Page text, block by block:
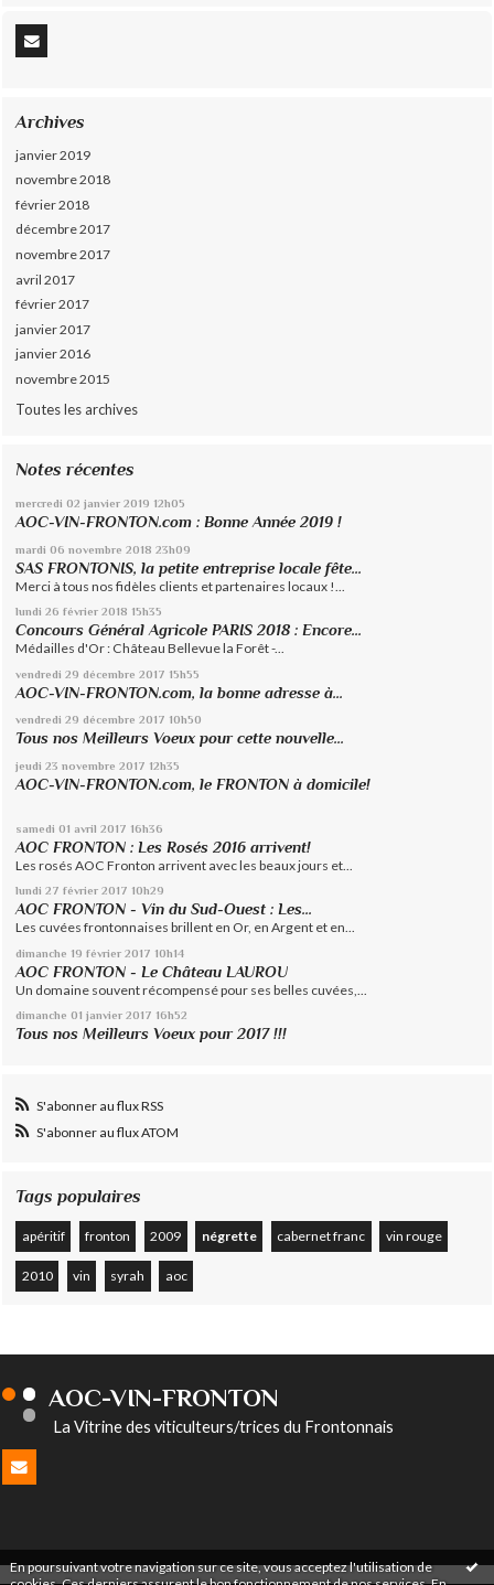
En poursuivant votre navigation sur ce site, vous acceptez l'utilisation de
Archives
janvier 2019
novembre 2018
février 2018
décembre 2017
novembre 2017
avril 2017
février 2017
janvier 2017
janvier 2016
novembre 2015
Toutes les archives
Notes récentes
mercredi 02 janvier 2019 12h05
AOC-VIN-FRONTON.com : Bonne Année 2019 !
mardi 06 novembre 2018 23h09
SAS FRONTONIS, la petite entreprise locale fête...
Merci à tous nos fidèles clients et partenaires locaux !...
lundi 26 février 2018 15h35
Concours Général Agricole PARIS 2018 : Encore...
Médailles d'Or : Château Bellevue la Forêt -...
vendredi 29 décembre 2017 15h55
AOC-VIN-FRONTON.com, la bonne adresse à...
vendredi 29 décembre 2017 10h50
Tous nos Meilleurs Voeux pour cette nouvelle...
jeudi 23 novembre 2017 12h35
AOC-VIN-FRONTON.com, le FRONTON à domicile!
samedi 01 avril 2017 16h36
AOC FRONTON : Les Rosés 2016 arrivent!
Les rosés AOC Fronton arrivent avec les beaux jours et...
lundi 27 février 2017 10h29
AOC FRONTON - Vin du Sud-Ouest : Les...
Les cuvées frontonnaises brillent en Or, en Argent et en...
dimanche 19 février 2017 10h14
AOC FRONTON - Le Château LAUROU
Un domaine souvent récompensé pour ses belles cuvées,...
dimanche 01 janvier 2017 16h52
Tous nos Meilleurs Voeux pour 2017 !!!
S'abonner au flux RSS
S'abonner au flux ATOM
Tags populaires
apéritif fronton 2009 négrette cabernet franc vin rouge
2010 vin syrah aoc
AOC-VIN-FRONTON
La Vitrine des viticulteurs/trices du Frontonnais